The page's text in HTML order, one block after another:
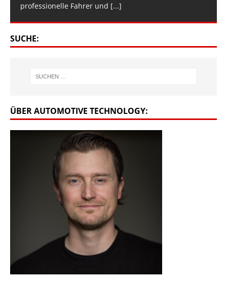
professionelle Fahrer und [...]
SUCHE:
ÜBER AUTOMOTIVE TECHNOLOGY: